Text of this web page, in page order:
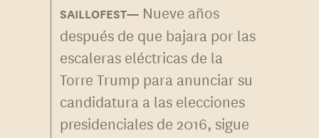
Nueve años
después de que bajara por las
escaleras eléctricas de la
Torre Trump para anunciar su
candidatura a las elecciones
presidenciales de 2016, sigue